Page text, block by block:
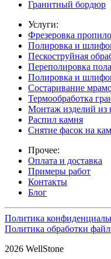
Гранитный бордюр
Услуги:
Фрезеровка
Полировка и
Пескоструйная
Переполировка пола
Полировка и
Состаривание
Термообработка
Монтаж изделий из
Распил камня
Снятие фасок на
Прочее:
Оплата и доставка
Примеры работ
Контакты
Блог
Политика
Политика обработки
2026 WellStone